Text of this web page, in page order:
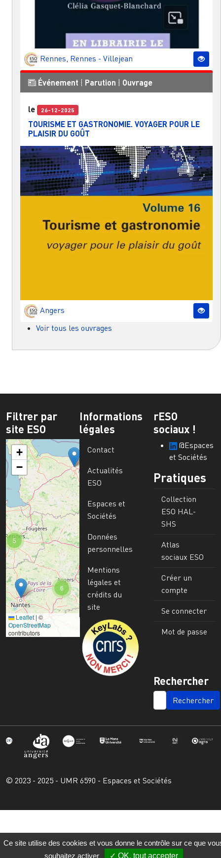
Rennes, Rennes - Villejean
Événement Parution Ouvrage
le 26-12-2025
TOURISME ET GASTRONOMIE. VOYAGER POUR LE
PLAISIR DU GOÛT
Angers
Voir tous les ouvrages
Filtrer par
site ESO
6
5
+
−
Leaflet | ©
OpenStreetMap
contributors
Informations
légales
Contact
Actualités
ESO
Espaces et
Sociétés
Données
personnelles
Mentions
légales et
crédits du
site
Image
rESO
sociaux !
@Espaces
et Sociétés
Pratiques
Collection
ESO HAL-
SHS
Atlas
sociaux ESO
Créer un
compte
Se connecter
Mot de passe
Rechercher
SEARCH
© 2023 - 2025 - UMR 6590 - Espaces et Sociétés
Ce site utilise des cookies et vous donne le contrôle sur ce que
souhaitez activer
OK, tout accepter